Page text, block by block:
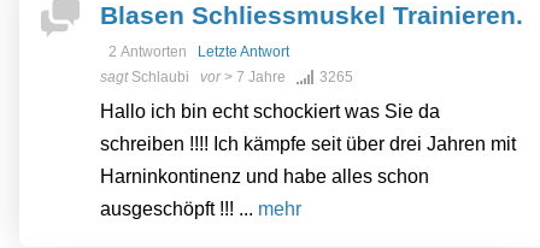
Blasen Schliessmuskel Trainieren.
2 Antworten
Letzte Antwort
sagt Schlaubi vor> 7 Jahre 3265
Hallo ich bin echt schockiert was Sie da
schreiben !!!! Ich kämpfe seit über drei Jahren mit
Harninkontinenz und habe alles schon
ausgeschöpft !!! ... mehr